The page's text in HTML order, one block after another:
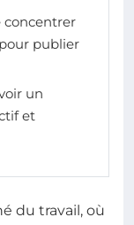
concentrer
publier
un
et
du travail, où